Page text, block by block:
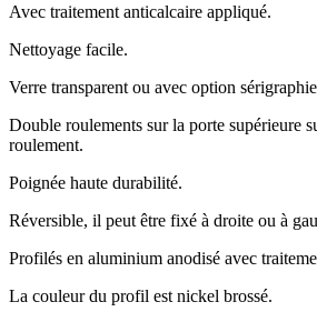
Avec traitement anticalcaire appliqué.
Nettoyage facile.
Verre transparent ou avec option
Double roulements sur la porte supérieure
roulement.
Poignée haute durabilité.
Réversible, il peut être fixé à droite ou à
Profilés en aluminium anodisé avec
La couleur du profil est nickel brossé.